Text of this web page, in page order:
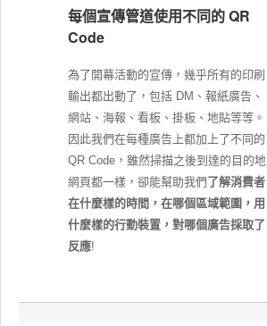
每個宣傳管道使用不同的 QR
Code
為了開幕活動的宣傳，幾乎所有的印刷
輸出都出動了，包括 DM、報紙廣告、
網站、海報、看板、掛板、地貼等等。
因此我們在每種廣告上都加上了不同的
QR Code，雖然掃描之後到達的目的地
網頁都一樣，卻能幫助我們 了解消費者
在什麼樣的時間，在哪個區域範圍，用
什麼樣的行動裝置，對哪個廣告採取了
反應!